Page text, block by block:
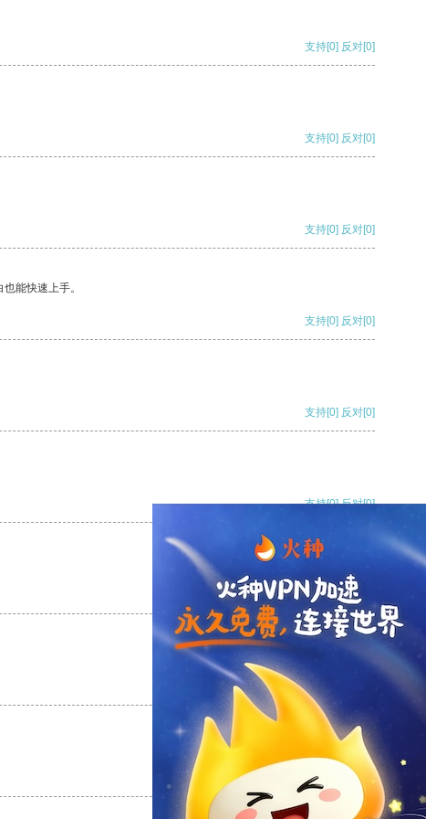
支持[0] 反对[0]
支持[0] 反对[0]
支持[0] 反对[0]
能快速上手。
支持[0] 反对[0]
支持[0] 反对[0]
支持[0] 反对[0]
支持[0] 反对
支持
支持 反对 [0]